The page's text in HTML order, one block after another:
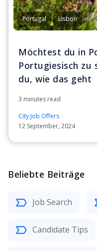
Beliebte Beiträge
Job Search
Candidate Tips
Portugal Lisbon
Möchtest du in
Portugiesisch zu
du, wie das geht
3 minutes read
City Job Offers
12 September, 2024